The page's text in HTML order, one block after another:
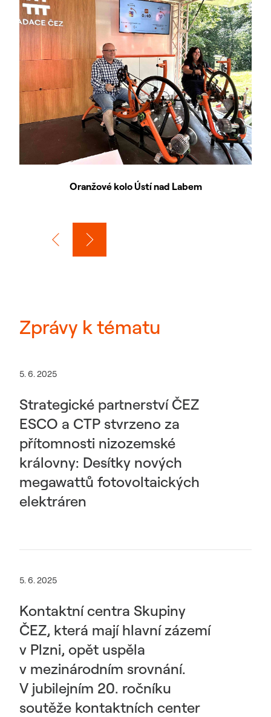
Oranžové kolo Ústí nad Labem
Zprávy k tématu
5. 6. 2025
Strategické partnerství ČEZ
ESCO a CTP stvrzeno za
přítomnosti nizozemské
královny: Desítky nových
megawattů fotovoltaických
elektráren
5. 6. 2025
Kontaktní centra Skupiny
ČEZ, která mají hlavní zázemí
v Plzni, opět uspěla
v mezinárodním srovnání.
V jubilejním 20. ročníku
soutěže kontaktních center